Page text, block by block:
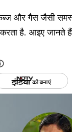
और गैस जैसी
करता है. आइए